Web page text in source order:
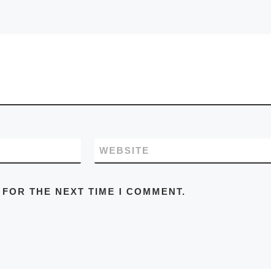
WEBSITE
THE NEXT TIME I COMMENT.